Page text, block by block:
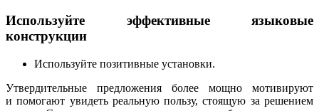
Используйте эффективные языковые
конструкции
Используйте позитивные установки.
Утвердительные предложения более мощно мотивируют
и помогают увидеть реальную пользу, стоящую за решением